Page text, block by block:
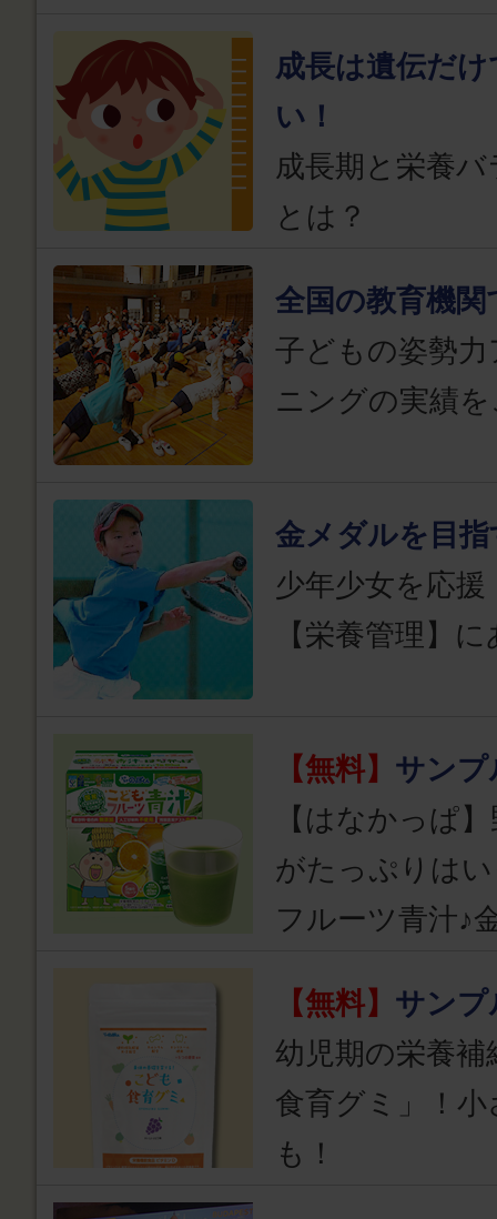
成長は遺伝だ
い！
成長期と栄養
とは？
全国の教育機関
子どもの姿勢
ニングの実績
金メダルを目指
少年少女を応
【栄養管理】
【無料】 サンプ
【はなかっぱ
がたっぷりは
フルーツ青汁♪
【無料】 サンプ
幼児期の栄養
食育グミ」！
も！